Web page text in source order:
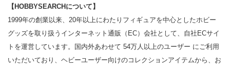
【HOBBYSEARCHについて】
1999年の創業以来、20年以上にわたりフィギュアを中心としたホビー
グッズを取り扱うインターネット通販（EC）会社として、自社ECサイ
トを運営しています。国内外あわせて 54万人以上のユーザー にご利用
いただいており、ヘビーユーザー向けのコレクションアイテムから、お